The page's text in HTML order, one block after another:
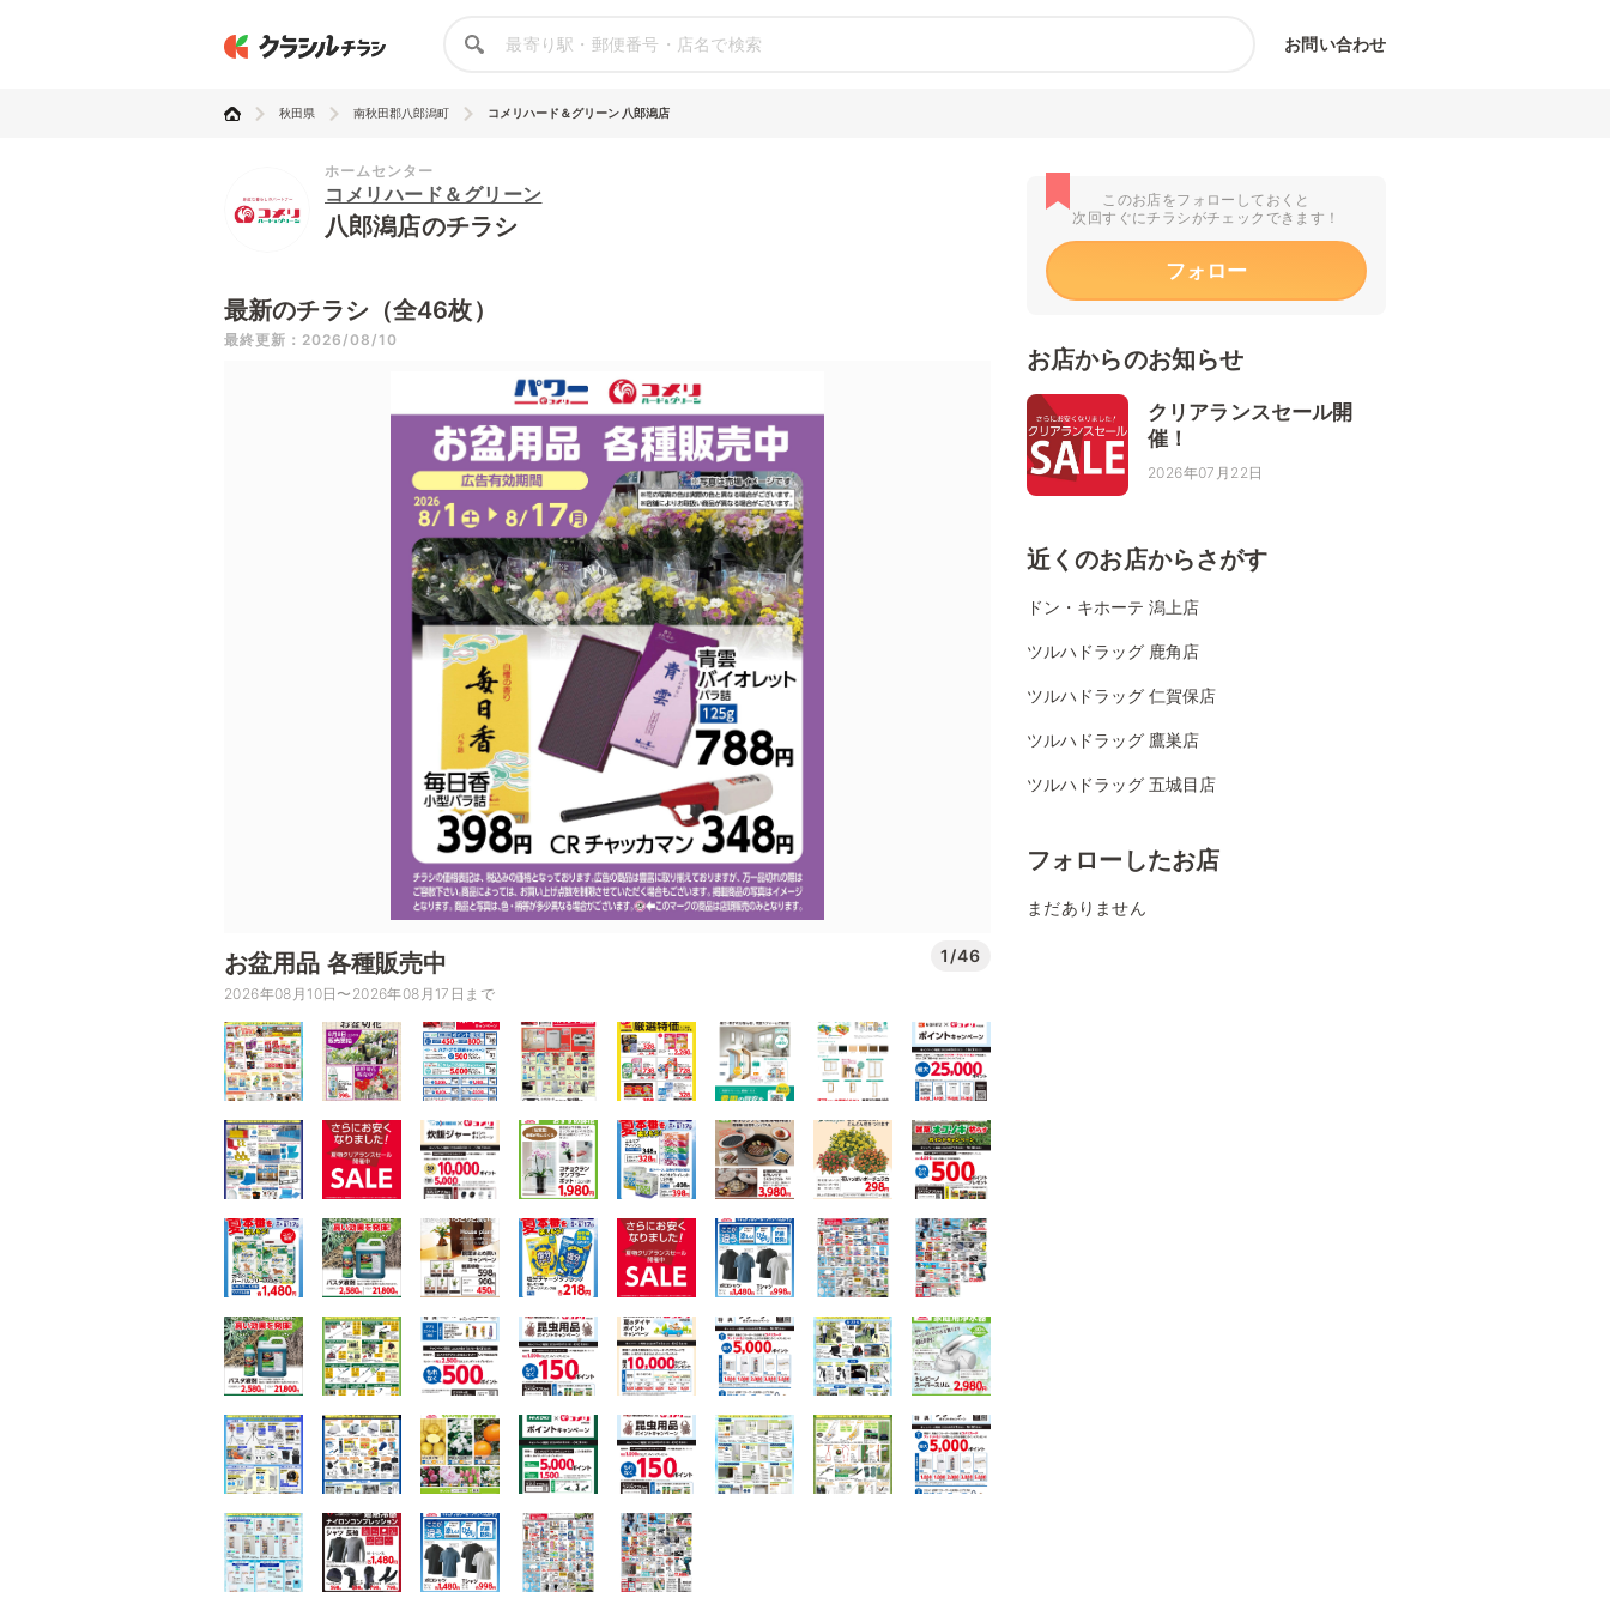
お問い合わせ
秋田県 南秋田郡八郎潟町 コメリハード＆グリーン 八郎潟店
ホームセンター
コメリハード＆グリーン
八郎潟店のチラシ
最新のチラシ（全46枚）
最終更新：2026/08/10
お盆用品 各種販売中 1/46
2026年08月10日〜2026年08月17日まで
このお店をフォローしておくと
次回すぐにチラシがチェックできます！
フォロー
お店からのお知らせ
クリアランスセール開
催！
2026年07月22日
近くのお店からさがす
ドン・キホーテ 潟上店
ツルハドラッグ 鹿角店
ツルハドラッグ 仁賀保店
ツルハドラッグ 鷹巣店
ツルハドラッグ 五城目店
フォローしたお店
まだありません